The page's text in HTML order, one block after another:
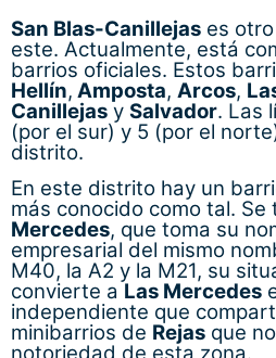
convierte aLas Mercedes
independiente que
minibarrios deRejasque
notoriedad de esta zona.
EnLas Mercedesse
Centro Comercial
Barajas
El distrito de Barajases
habitados de losbarrios
Situado en el noroeste de
como barrios oficiales con